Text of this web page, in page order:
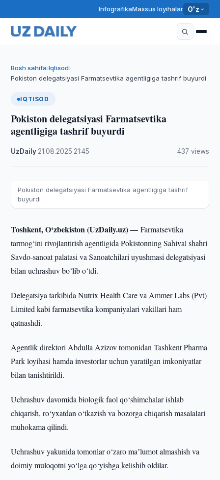
InfografikaMaxsus loyihalar O'z
Bosh sahifa›Iqtisod›
Pokiston delegatsiyasi Farmatsevtika agentligiga tashrif buyurdi
IQTISOD
Pokiston delegatsiyasi Farmatsevtika
agentligiga tashrif buyurdi
UzDaily 21.08.2025 21:45 437 views
Pokiston delegatsiyasi Farmatsevtika agentligiga tashrif
buyurdi
Toshkent, O‘zbekiston (UzDaily.uz) —Farmatsevtika
tarmog‘ini rivojlantirish agentligida Pokistonning Sahival shahri
Savdo-sanoat palatasi va Sanoatchilari uyushmasi delegatsiyasi
bilan uchrashuv bo‘lib o‘tdi.
Delegatsiya tarkibida Nutrix Health Care va Ammer Labs (Pvt)
Limited kabi farmatsevtika kompaniyalari vakillari ham
qatnashdi.
Agentlik direktori Abdulla Azizov tomonidan Tashkent Pharma
Park loyihasi hamda investorlar uchun yaratilgan imkoniyatlar
bilan tanishtirildi.
Uchrashuv davomida biologik faol qo‘shimchalar ishlab
chiqarish, ro‘yxatdan o‘tkazish va bozorga chiqarish masalalari
muhokama qilindi.
Uchrashuv yakunida tomonlar o‘zaro maʼlumot almashish va
doimiy muloqotni yo‘lga qo‘yishga kelishib oldilar.